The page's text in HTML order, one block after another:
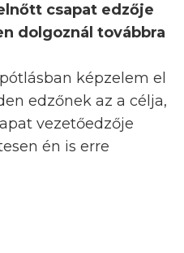
csapat edzője
dolgoznál továbbra
képzelem el
edzőnek az a célja,
vezetőedzője
én is erre